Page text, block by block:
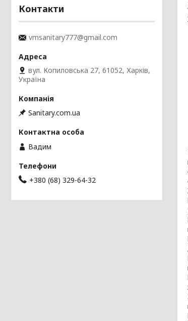
Контакти
vmsanitary777@gmail.com
вул. Копиловська 27, 61052, Харків,
Україна
Sanitary.com.ua
Вадим
+380 (68) 329-64-32